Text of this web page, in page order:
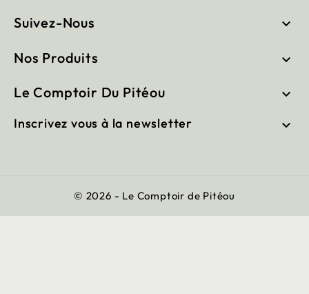
Suivez-Nous 
Nos Produits 
Le Comptoir Du Pitéou 
Inscrivez vous à la newsletter 
© 2026 - Le Comptoir de Pitéou